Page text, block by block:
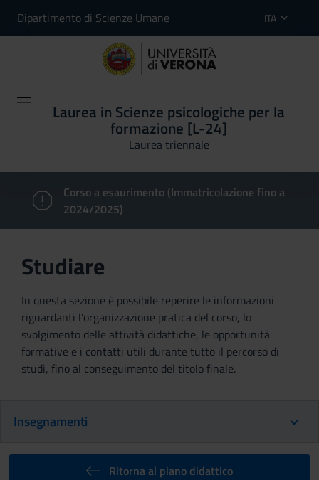
Dipartimento di Scienze Umane ITA
Laurea in Scienze psicologiche per la
formazione [L-24]
Laurea triennale
Corso a esaurimento (Immatricolazione fino a
2024/2025)
Studiare
In questa sezione è possibile reperire le informazioni
riguardanti l'organizzazione pratica del corso, lo
svolgimento delle attività didattiche, le opportunità
formative e i contatti utili durante tutto il percorso di
studi, fino al conseguimento del titolo finale.
Insegnamenti
Ritorna al piano didattico